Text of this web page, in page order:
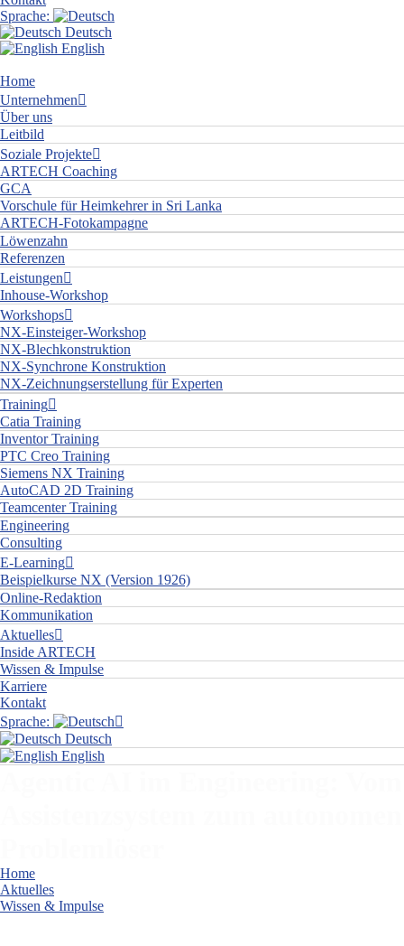
Sprache:
Deutsch
English
Home
Unternehmen
Über uns
Leitbild
Soziale Projekte
ARTECH Coaching
GCA
Vorschule für Heimkehrer in Sri Lanka
ARTECH-Fotokampagne
Löwenzahn
Referenzen
Leistungen
Inhouse-Workshop
Workshops
NX-Einsteiger-Workshop
NX-Blechkonstruktion
NX-Synchrone Konstruktion
NX-Zeichnungserstellung für Experten
Training
Catia Training
Inventor Training
PTC Creo Training
Siemens NX Training
AutoCAD 2D Training
Teamcenter Training
Engineering
Consulting
E-Learning
Beispielkurse NX (Version 1926)
Online-Redaktion
Kommunikation
Aktuelles
Inside ARTECH
Wissen & Impulse
Karriere
Kontakt
Sprache:
Deutsch
English
Home
Aktuelles
Wissen & Impulse